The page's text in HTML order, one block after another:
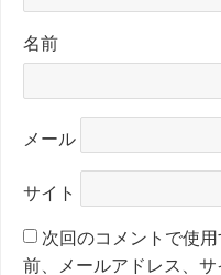
名前
メール
サイト
次回のコメントで使
前、メールアドレス、サ